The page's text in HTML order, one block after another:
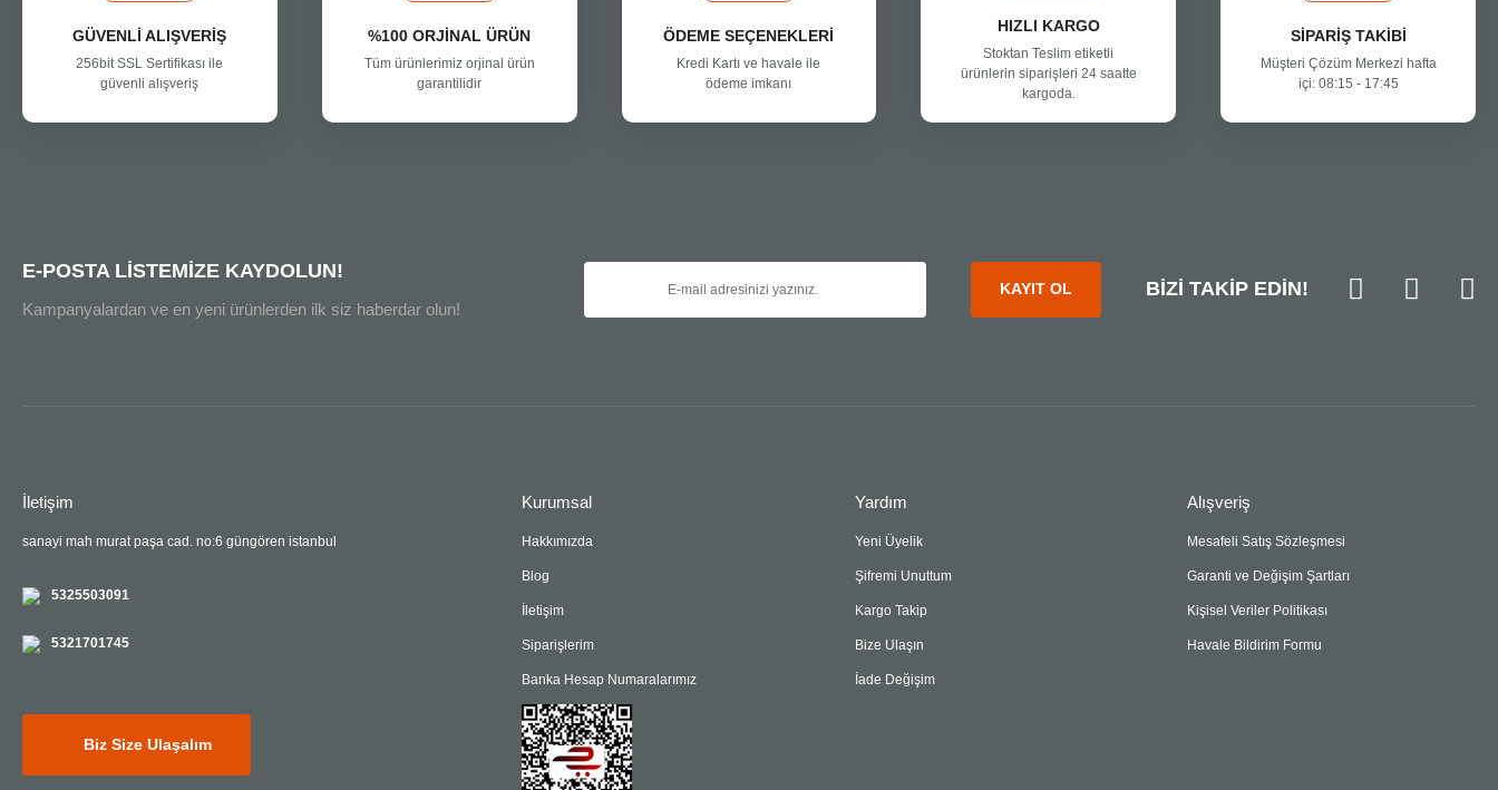
GÜVENLİ ALIŞVERİŞ
256bit SSL Sertifikası ile
güvenli alışveriş
%100 ORJİNAL ÜRÜN
Tüm ürünlerimiz orjinal ürün
garantilidir
ÖDEME SEÇENEKLERİ
Kredi Kartı ve havale ile
ödeme imkanı
HIZLI KARGO
Stoktan Teslim etiketli
ürünlerin siparişleri 24 saatte
kargoda.
SİPARİŞ TAKİBİ
Müşteri Çözüm Merkezi hafta
içi: 08:15 - 17:45
E-POSTA LİSTEMİZE KAYDOLUN!
Kampanyalardan ve en yeni ürünlerden ilk siz haberdar olun!
KAYIT OL BİZİ TAKİP EDİN!
İletişim
sanayi mah murat paşa cad. no:6 güngören istanbul
5325503091
5321701745
Biz Size Ulaşalım
Kurumsal
Hakkımızda
Blog
İletişim
Siparişlerim
Banka Hesap Numaralarımız
Yardım
Yeni Üyelik
Şifremi Unuttum
Kargo Takip
Bize Ulaşın
İade Değişim
Alışveriş
Mesafeli Satış Sözleşmesi
Garanti ve Değişim Şartları
Kişisel Veriler Politikası
Havale Bildirim Formu